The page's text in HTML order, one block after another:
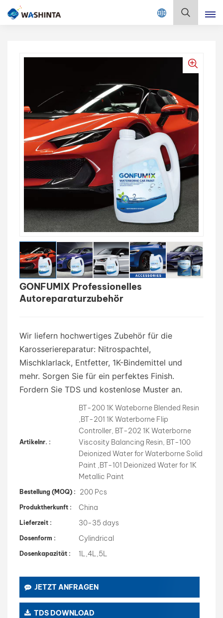
Mix Color Online
Français
Deutsch
Русский
Português
日本語
한국어
بالعربية
فارسی
中文
GONFUMIX Professionelles
Autoreparaturzubehör
Wir liefern hochwertiges Zubehör für die
Karosseriereparatur: Nitrospachtel,
Mischklarlack, Entfetter, 1K-Bindemittel und
mehr. Sorgen Sie für ein perfektes Finish.
Fordern Sie TDS und kostenlose Muster an.
Artikelnr. :
BT-200 1K Wateborne Blended Resin
,BT-201 1K Waterborne Flip
Controller, BT-202 1K Waterborne
Viscosity Balancing Resin, BT-100
Deionized Water for Waterborne Solid
Paint ,BT-101 Deionized Water for 1K
Metallic Paint
Bestellung (MOQ) : 200 Pcs
Produktherkunft : China
Lieferzeit : 30-35 days
Dosenform : Cylindrical
Dosenkapazität : 1L,4L,5L
JETZT ANFRAGEN
TDS DOWNLOAD